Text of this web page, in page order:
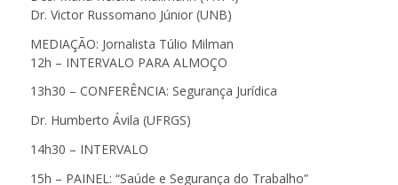
Dr. Victor Russomano Júnior (UNB)
MEDIAÇÃO: Jornalista Túlio Milman
12h – INTERVALO PARA ALMOÇO
13h30 – CONFERÊNCIA: Segurança Jurídica
Dr. Humberto Ávila (UFRGS)
14h30 – INTERVALO
15h – PAINEL: “Saúde e Segurança do Trabalho”